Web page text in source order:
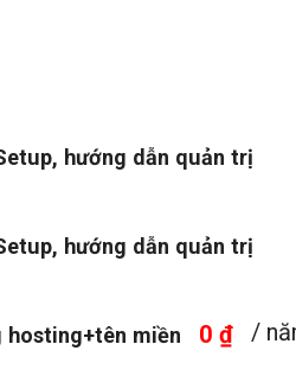
hướng dẫn quản trị
hướng dẫn quản trị
hosting+tên miền 0 ₫ /